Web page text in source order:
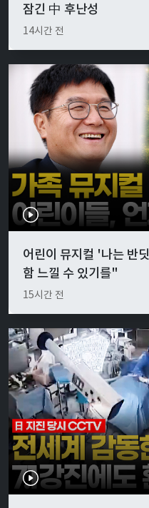
잠긴 中 후난성
14시간 전
어린이 뮤지컬 '나는 반
함 느낄 수 있기를"
15시간 전